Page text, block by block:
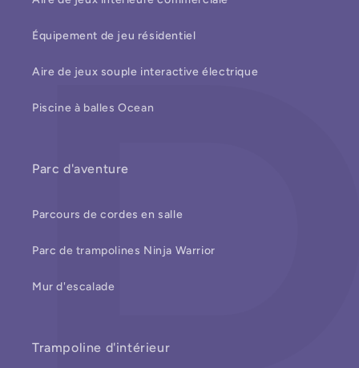
Équipement de jeu résidentiel
Aire de jeux souple interactive électrique
Piscine à balles Ocean
Parc d'aventure
Parcours de cordes en salle
Parc de trampolines Ninja Warrior
Mur d'escalade
Trampoline d'intérieur